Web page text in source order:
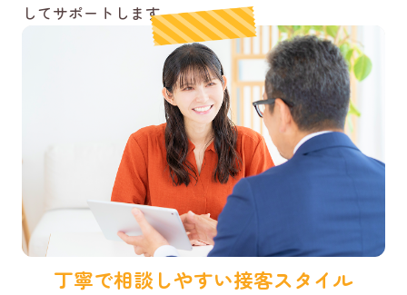
してサポートします。
丁寧で相談しやすい接客スタイル